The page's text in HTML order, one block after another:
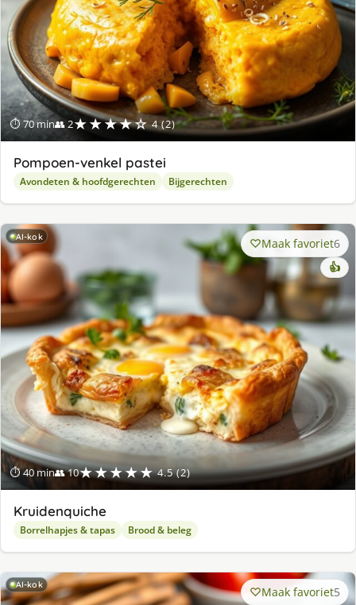
⏱ 70 min👥 2★★★★☆ 4 (2)
Pompoen-venkel pastei
Avondeten & hoofdgerechten Bijgerechten
AI-kok
⏱ 40 min👥 10★★★★★ 4.5 (2)
Maak favoriet6
👍
Kruidenquiche
Borrelhapjes & tapas Brood & beleg
AI-kok Maak favoriet5